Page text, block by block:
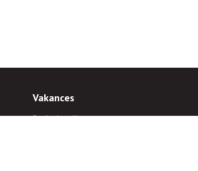
Vakances
Darba iespējas